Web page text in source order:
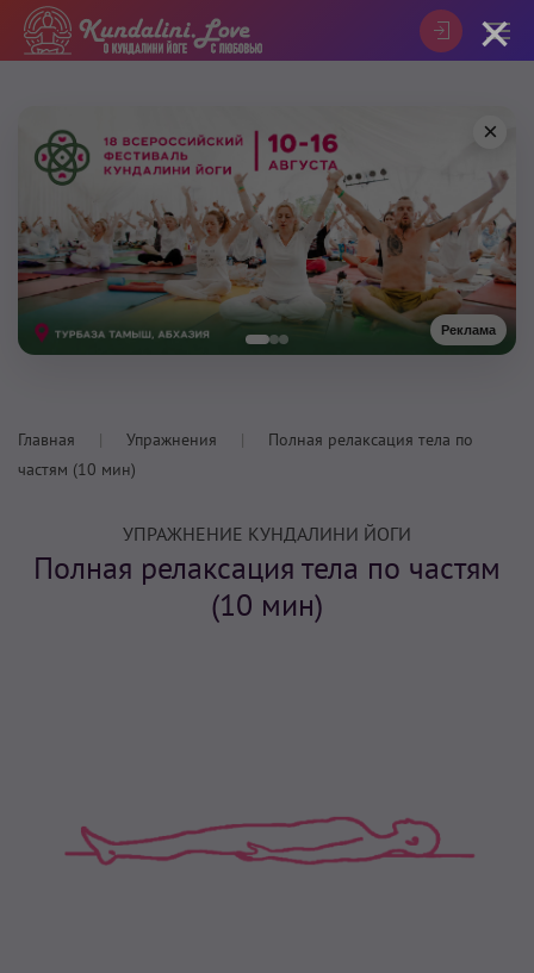
Реклама
×
Главная Упражнения
Полная релаксация тела по
частям (10 мин)
УПРАЖНЕНИЕ КУНДАЛИНИ ЙОГИ
Полная релаксация тела по частям
(10 мин)
×